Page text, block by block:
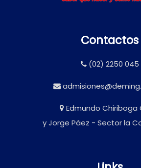
Contactos
(02) 2250 045
Edmundo Chiriboga
y Jorge Páez - Sector la